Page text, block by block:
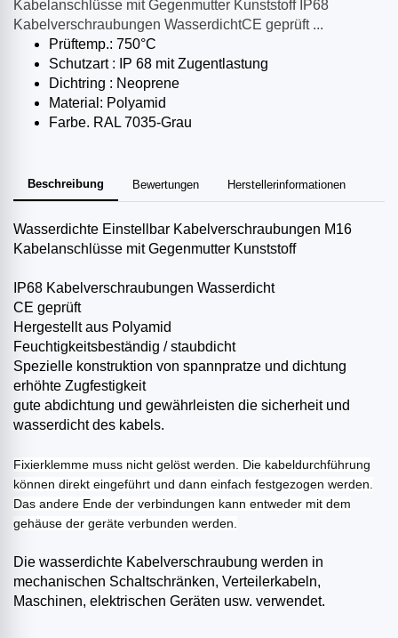
Kabelanschlüsse mit Gegenmutter Kunststoff IP68
Kabelverschraubungen WasserdichtCE geprüft ...
Prüftemp.: 750°C
Schutzart : IP 68 mit Zugentlastung
Dichtring : Neoprene
Material: Polyamid
Farbe. RAL 7035-Grau
Beschreibung Bewertungen Herstellerinformationen
Wasserdichte Einstellbar Kabelverschraubungen M16
Kabelanschlüsse mit Gegenmutter Kunststoff
IP68 Kabelverschraubungen Wasserdicht
CE geprüft
Hergestellt aus Polyamid
Feuchtigkeitsbeständig / staubdicht
Spezielle konstruktion von spannpratze und dichtung
erhöhte Zugfestigkeit
gute abdichtung und gewährleisten die sicherheit und
wasserdicht des kabels.
Fixierklemme muss nicht gelöst werden. Die kabeldurchführung
können direkt eingeführt und dann einfach festgezogen werden.
Das andere Ende der verbindungen kann entweder mit dem
gehäuse der geräte verbunden werden.
Die wasserdichte Kabelverschraubung werden in
mechanischen Schaltschränken, Verteilerkabeln,
Maschinen, elektrischen Geräten usw. verwendet.